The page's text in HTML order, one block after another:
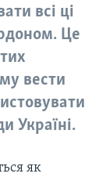
всі ці
Це
вести
Україні.
як